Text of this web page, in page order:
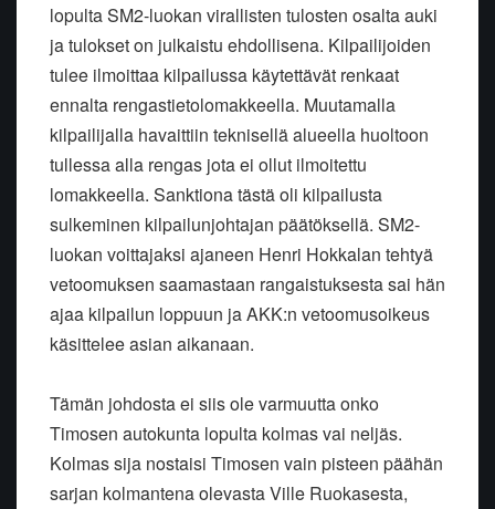
lopulta SM2-luokan virallisten tulosten osalta auki
ja tulokset on julkaistu ehdollisena. Kilpailijoiden
tulee ilmoittaa kilpailussa käytettävät renkaat
ennalta rengastietolomakkeella. Muutamalla
kilpailijalla havaittiin teknisellä alueella huoltoon
tullessa alla rengas jota ei ollut ilmoitettu
lomakkeella. Sanktiona tästä oli kilpailusta
sulkeminen kilpailunjohtajan päätöksellä. SM2-
luokan voittajaksi ajaneen Henri Hokkalan tehtyä
vetoomuksen saamastaan rangaistuksesta sai hän
ajaa kilpailun loppuun ja AKK:n vetoomusoikeus
käsittelee asian aikanaan.
Tämän johdosta ei siis ole varmuutta onko
Timosen autokunta lopulta kolmas vai neljäs.
Kolmas sija nostaisi Timosen vain pisteen päähän
sarjan kolmantena olevasta Ville Ruokasesta,